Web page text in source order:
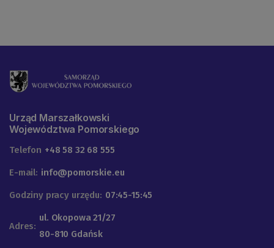
Urząd Marszałkowski
Województwa Pomorskiego
Telefon +48 58 32 68 555
E-mail: info@pomorskie.eu
Godziny pracy urzędu: 07:45-15:45
Adres:
ul. Okopowa 21/27
80-810 Gdańsk